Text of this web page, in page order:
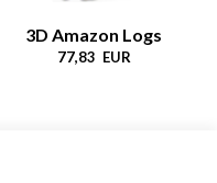
​​​​​​​3D Amazon Logs
77,83 EUR